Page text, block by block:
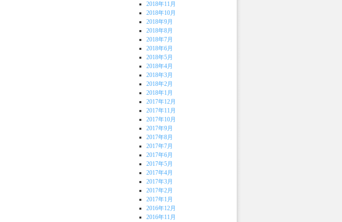
2018年11月
2018年10月
2018年9月
2018年8月
2018年7月
2018年6月
2018年5月
2018年4月
2018年3月
2018年2月
2018年1月
2017年12月
2017年11月
2017年10月
2017年9月
2017年8月
2017年7月
2017年6月
2017年5月
2017年4月
2017年3月
2017年2月
2017年1月
2016年12月
2016年11月